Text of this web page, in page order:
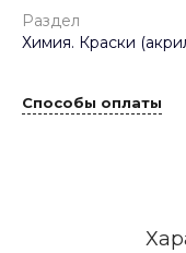
Раздел
Химия. Краски
Способы оплаты